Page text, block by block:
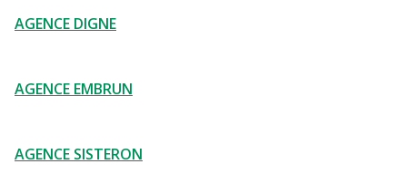
AGENCE DIGNE
AGENCE EMBRUN
AGENCE SISTERON